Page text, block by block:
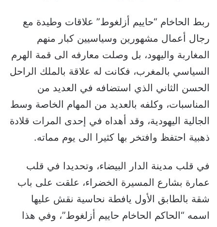
ربط الحاخام “حاييم أزلغوط” علاقات وطيدة مع
رجال أعمال مشهورين وسياسيين كبار منهم
المغاربة واليهود، بل وصلت معارفه الى قمة الهرم
السياسي بالمغرب، فكانت له علاقة بالملك الراحل
الحسن الثاني الذي استضافه في العديد من
المناسبات، وكلفه بالعديد من المهام الخاصة وسط
الجالية اليهودية، وقد أهداه في إحدى المرات قلادة
ذهبية احتفظ وافتخر بها كثيرا الى يوم مماته.
في قلب مدينة الدار البيضاء، وتحديدا في قلب
عمارة بشارع المسيرة الخضراء، علقت على باب
شقة بالطابق الأول يافطة نحاسية نقش عليها
اسمه “الحاكم الحاخام حاييم أزلغوط”، وفي هذا